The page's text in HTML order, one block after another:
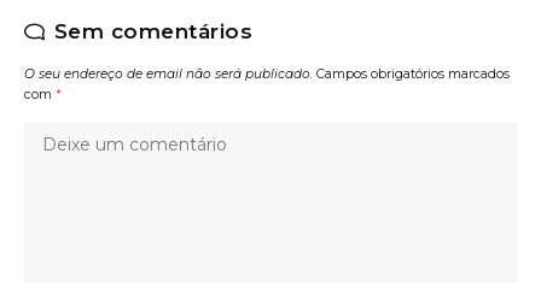
Sem comentários
O seu endereço de email não será publicado. Campos obrigatórios marcados
com *